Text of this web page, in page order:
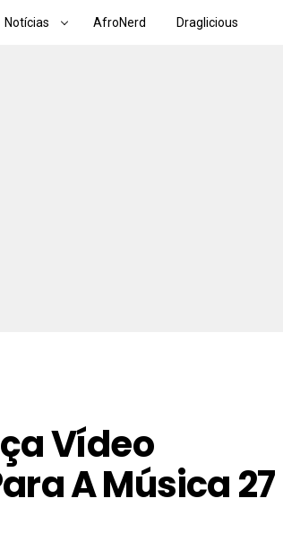
Notícias AfroNerd Draglicious
Vídeo
A Música 27